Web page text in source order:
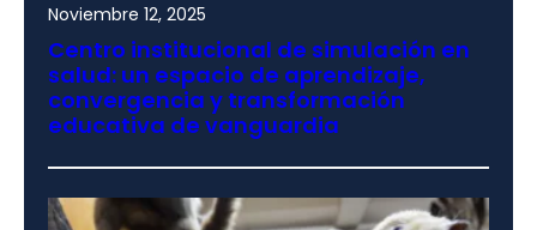
Noviembre 12, 2025
Centro institucional de simulación en
salud: un espacio de aprendizaje,
convergencia y transformación
educativa de vanguardia